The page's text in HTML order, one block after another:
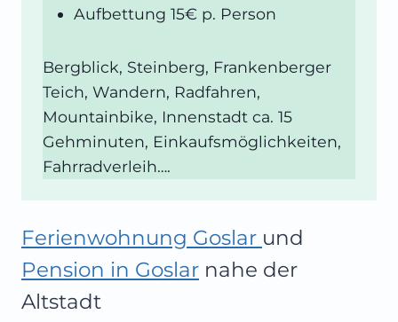
Aufbettung 15€ p. Person
Bergblick, Steinberg, Frankenberger
Teich, Wandern, Radfahren,
Mountainbike, Innenstadt ca. 15
Gehminuten, Einkaufsmöglichkeiten,
Fahrradverleih….
Ferienwohnung Goslar und
Pension in Goslar nahe der
Altstadt